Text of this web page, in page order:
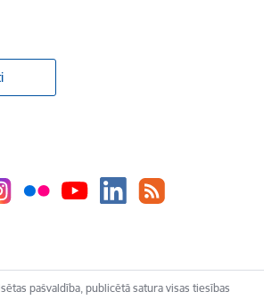
pašvaldība, publicētā satura visas tiesības